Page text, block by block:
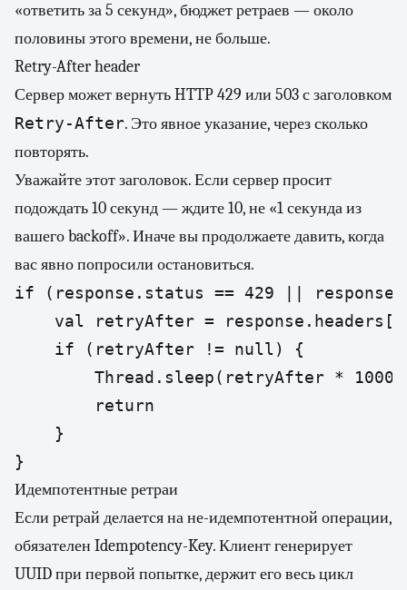
«ответить за 5 секунд», бюджет ретраев — около
половины этого времени, не больше.
Retry-After header
Сервер может вернуть HTTP 429 или 503 с заголовком
Retry-After. Это явное указание, через сколько
повторять.
Уважайте этот заголовок. Если сервер просит
подождать 10 секунд — ждите 10, не «1 секунда из
вашего backoff». Иначе вы продолжаете давить, когда
вас явно попросили остановиться.
if (response.status == 429 ||
val retryAfter =
    if (retryAfter != null) {
        Thread.sleep(retryAfter * 1000)
        return
    }
}
Идемпотентные ретраи
Если ретрай делается на не-идемпотентной операции,
обязателен Idempotency-Key. Клиент генерирует
UUID при первой попытке, держит его весь цикл